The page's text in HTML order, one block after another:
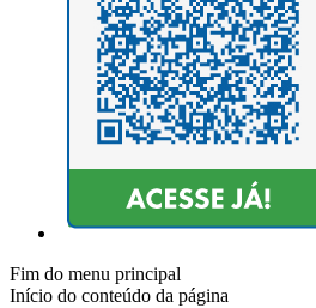
Fim do menu principal
Início do conteúdo da página